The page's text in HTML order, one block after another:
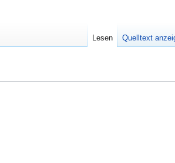
Lesen Quelltext